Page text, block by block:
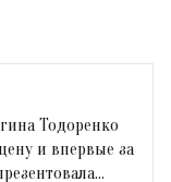
Тодоренко
и впервые за